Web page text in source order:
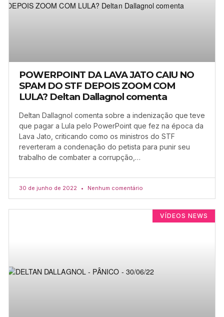
POWERPOINT DA LAVA JATO CAIU NO
SPAM DO STF DEPOIS ZOOM COM
LULA? Deltan Dallagnol comenta
Deltan Dallagnol comenta sobre a indenização que teve
que pagar a Lula pelo PowerPoint que fez na época da
Lava Jato, criticando como os ministros do STF
reverteram a condenação do petista para punir seu
trabalho de combater a corrupção,…
30 de junho de 2022 Nenhum comentário
VÍDEOS NEWS